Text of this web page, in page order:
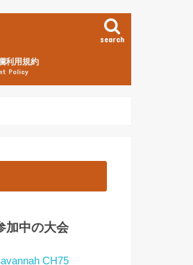
search
利用規約
Policy
加中の大会
CH75